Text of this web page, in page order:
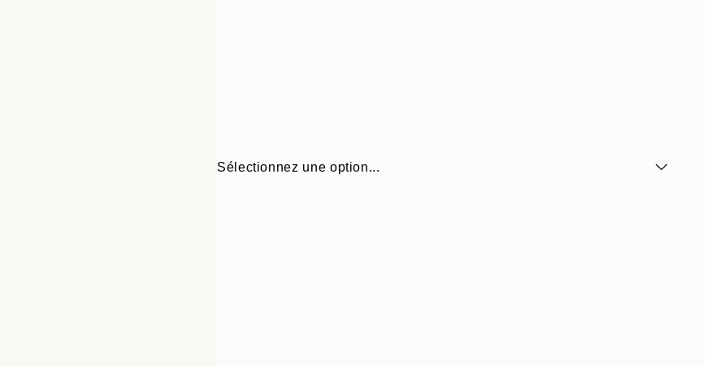
Sélectionnez une option...